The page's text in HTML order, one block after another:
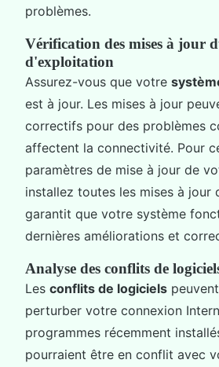
problèmes.
Vérification des mises à jour
d'exploitation
Assurez-vous que votre
est à jour. Les mises à jour
correctifs pour des problèmes
affectent la connectivité. Pour
paramètres de mise à jour de
installez toutes les mises à jour
garantit que votre système
dernières améliorations et
Analyse des conflits de
Les conflits de logiciels
perturber votre connexion
programmes récemment
pourraient être en conflit avec